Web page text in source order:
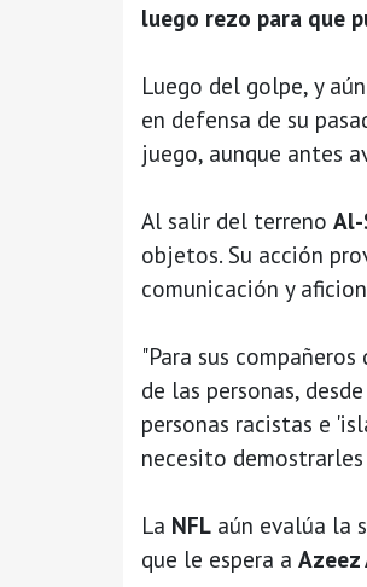
luego rezo para que
Luego del golpe, y
en defensa de su
juego, aunque antes
Al salir del terreno Al-
objetos. Su acción
comunicación y
"Para sus
de las personas,
personas racistas e
necesito
La NFL aún evalúa la
que le espera a Azeez